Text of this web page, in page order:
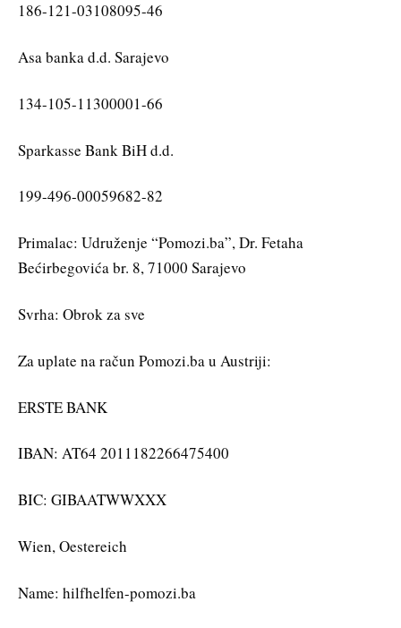
186-121-03108095-46
Asa banka d.d. Sarajevo
134-105-11300001-66
Sparkasse Bank BiH d.d.
199-496-00059682-82
Primalac: Udruženje “Pomozi.ba”, Dr. Fetaha
Bećirbegovića br. 8, 71000 Sarajevo
Svrha: Obrok za sve
Za uplate na račun Pomozi.ba u Austriji:
ERSTE BANK
IBAN: AT64 2011182266475400
BIC: GIBAATWWXXX
Wien, Oestereich
Name: hilfhelfen-pomozi.ba